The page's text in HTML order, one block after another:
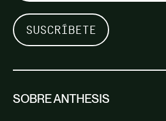
SOBRE ANTHESIS